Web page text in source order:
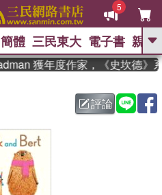
5
GO
父親節 、 如果歷
暑期推薦 、 國際布克
灣漫遊錄
時代 、
大的迷走神經
簡體 三民東大 電子書 親子
獲年度作家，《史坎德》系
評論